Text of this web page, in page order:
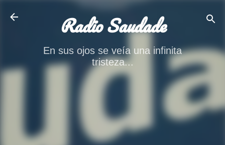
Radio Saudade
En sus ojos se veía una infinita
tristeza...